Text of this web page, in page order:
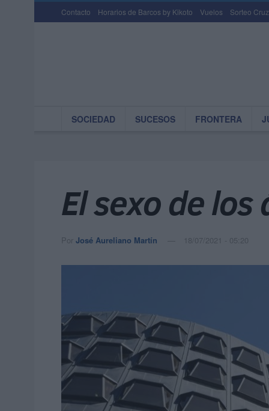
Contacto Horarios de Barcos by Kikoto Vuelos Sorteo
SOCIEDAD SUCESOS FRONTERA
El sexo de los
Por José Aureliano Martín 18/07/2021 - 05:20